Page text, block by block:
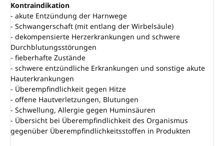
Kontraindikation
- akute Entzündung der Harnwege
- Schwangerschaft (mit entlang der Wirbelsäule)
- dekompensierte Herzerkrankungen und schwere
Durchblutungsstörungen
- fieberhafte Zustände
- schwere entzündliche Erkrankungen und sonstige akute
Hauterkrankungen
- Überempfindlichkeit gegen Hitze
- offene Hautverletzungen, Blutungen
- Schwellung, Allergie gegen Huminsäuren
- Übersicht bei Überempfindlichkeit des Organismus
gegenüber Überempfindlichkeitsstoffen in Produkten